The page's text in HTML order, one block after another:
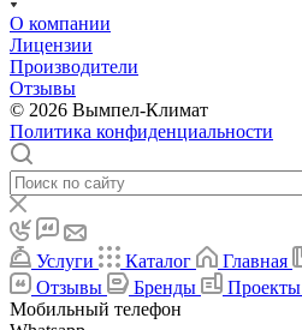
О компании
Лицензии
Производители
Отзывы
© 2026 Вымпел-Климат
Политика конфиденциальности
Услуги Каталог Главная
Отзывы
Бренды Проекты
Мобильный телефон